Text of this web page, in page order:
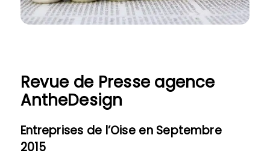
Revue de Presse agence
AntheDesign
Entreprises de l’Oise en Septembre
2015